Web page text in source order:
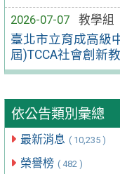
2026-07-07
教學組
臺北市立育成高級
屆)TCCA社會創新
依公告類別彙總
最新消息 ( 10,235 )
榮譽榜 ( 482 )